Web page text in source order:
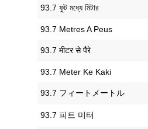
‎93.7 ফুট মধ্যে মিটার
‎93.7 Metres A Peus
‎93.7 मीटर से पैरे
‎93.7 Meter Ke Kaki
‎93.7 フィートメートル
‎93.7 피트 미터